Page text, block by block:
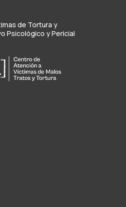
de Tortura y
Psicológico y Pericial